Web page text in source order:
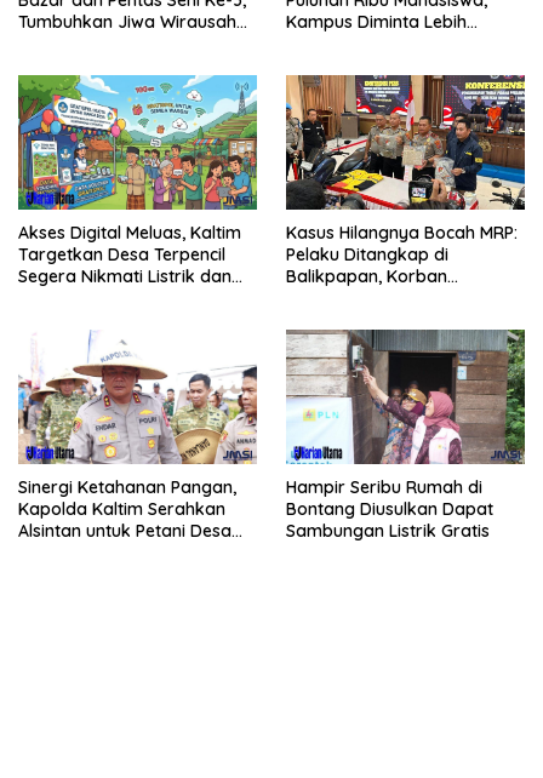
Tumbuhkan Jiwa Wirausaha
Kampus Diminta Lebih
Akses Digital Meluas, Kaltim
Targetkan Desa Terpencil
Segera Nikmati Listrik dan
Kasus Hilangnya Bocah MRP:
Pelaku Ditangkap di
Balikpapan, Korban
Sinergi Ketahanan Pangan,
Kapolda Kaltim Serahkan
Alsintan untuk Petani Desa
Hampir Seribu Rumah di
Bontang Diusulkan Dapat
Sambungan Listrik Gratis